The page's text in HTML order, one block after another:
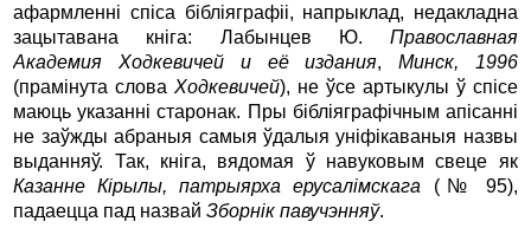
афармленні спіса бібліяграфіі, напрыклад, недакладна
зацытавана кніга: Лабынцев Ю. Православная
Академия Ходкевичей и её издания,Минск, 1996
(прамінута словаХодкевичей), не ўсе артыкулы ў спісе
маюць указанні старонак. Пры бібліяграфічным апісанні
не заўжды абраныя самыя ўдалыя уніфікаваныя назвы
выданняў. Так, кніга, вядомая ў навуковым свеце як
Казанне Кірылы, патрыярха ерусалімскага (№ 95),
падаецца пад назвайЗборнік павучэнняў.